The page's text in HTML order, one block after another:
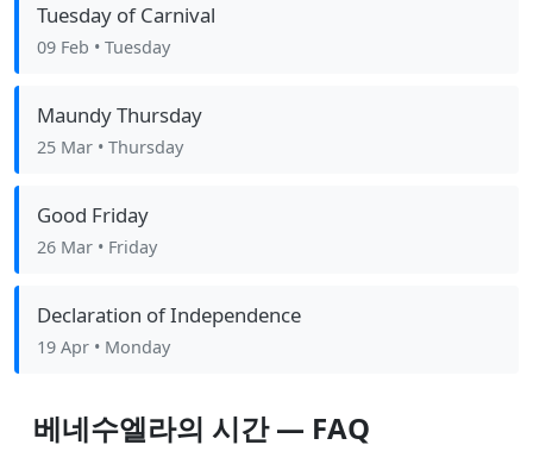
Tuesday of Carnival
09 Feb • Tuesday
Maundy Thursday
25 Mar • Thursday
Good Friday
26 Mar • Friday
Declaration of Independence
19 Apr • Monday
베네수엘라의 시간 — FAQ